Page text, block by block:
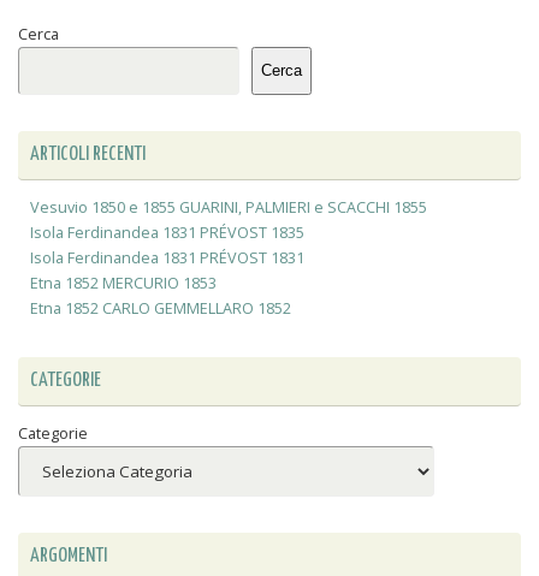
Cerca
Cerca
ARTICOLI RECENTI
Vesuvio 1850 e 1855 GUARINI, PALMIERI e SCACCHI 1855
Isola Ferdinandea 1831 PRÉVOST 1835
Isola Ferdinandea 1831 PRÉVOST 1831
Etna 1852 MERCURIO 1853
Etna 1852 CARLO GEMMELLARO 1852
CATEGORIE
Categorie
ARGOMENTI